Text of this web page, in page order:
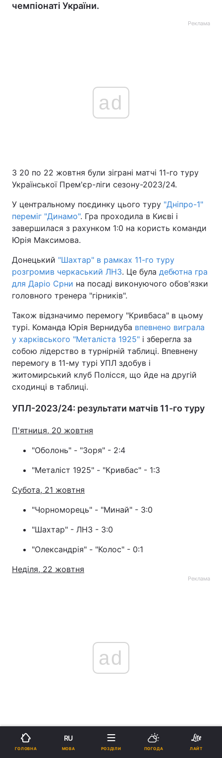
чемпіонаті України.
Реклама
ad
З 20 по 22 жовтня були зіграні матчі 11-го туру
Української Прем'єр-ліги сезону-2023/24.
У центральному поєдинку цього туру "Дніпро-1"
переміг "Динамо". Гра проходила в Києві і
завершилася з рахунком 1:0 на користь команди
Юрія Максимова.
Донецький "Шахтар" в рамках 11-го туру
розгромив черкаський ЛНЗ. Це була дебютна гра
для Даріо Срни на посаді виконуючого обов'язки
головного тренера "гірників".
Також відзначимо перемогу "Кривбаса" в цьому
турі. Команда Юрія Вернидуба впевнено виграла
у харківського "Металіста 1925" і зберегла за
собою лідерство в турнірній таблиці. Впевнену
перемогу в 11-му турі УПЛ здобув і
житомирський клуб Полісся, що йде на другій
сходинці в таблиці.
УПЛ-2023/24: результати матчів 11-го туру
П'ятниця, 20 жовтня
"Оболонь" - "Зоря" - 2:4
"Металіст 1925" - "Кривбас" - 1:3
Субота, 21 жовтня
"Чорноморець" - "Минай" - 3:0
"Шахтар" - ЛНЗ - 3:0
"Олександрія" - "Колос" - 0:1
Неділя, 22 жовтня
Реклама
ad
"Верес" - "Рух" - 2:5
ГОЛОВНА
RU
МОВА РОЗДІЛИ ПОГОДА ЛАЙТ